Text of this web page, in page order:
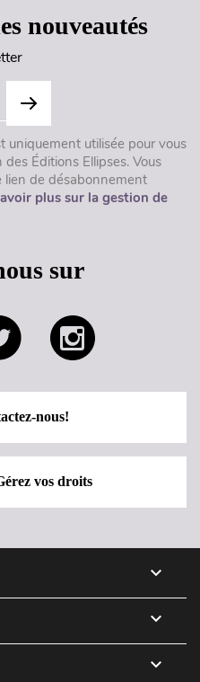
nouveautés
uniquement utilisée pour vous
Éditions Ellipses. Vous
lien de désabonnement
plus sur la gestion de
sur
nous!
vos droits


